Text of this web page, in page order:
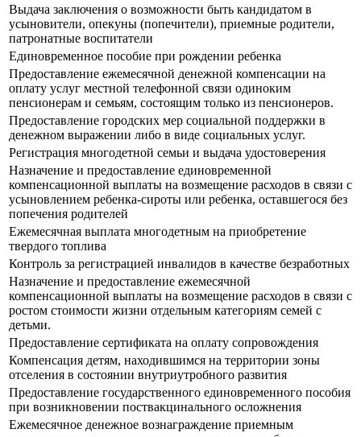
Выдача заключения о возможности быть кандидатом в
усыновители, опекуны (попечители), приемные родители,
патронатные воспитатели
Единовременное пособие при рождении ребенка
Предоставление ежемесячной денежной компенсации на
оплату услуг местной телефонной связи одиноким
пенсионерам и семьям, состоящим только из пенсионеров.
Предоставление городских мер социальной поддержки в
денежном выражении либо в виде социальных услуг.
Регистрация многодетной семьи и выдача удостоверения
Назначение и предоставление единовременной
компенсационной выплаты на возмещение расходов в связи с
усыновлением ребенка-сироты или ребенка, оставшегося без
попечения родителей
Ежемесячная выплата многодетным на приобретение
твердого топлива
Контроль за регистрацией инвалидов в качестве безработных
Назначение и предоставление ежемесячной
компенсационной выплаты на возмещение расходов в связи с
ростом стоимости жизни отдельным категориям семей с
детьми.
Предоставление сертификата на оплату сопровождения
Компенсация детям, находившимся на территории зоны
отселения в состоянии внутриутробного развития
Предоставление государственного единовременного пособия
при возникновении поствакцинального осложнения
Ежемесячное денежное вознаграждение приемным